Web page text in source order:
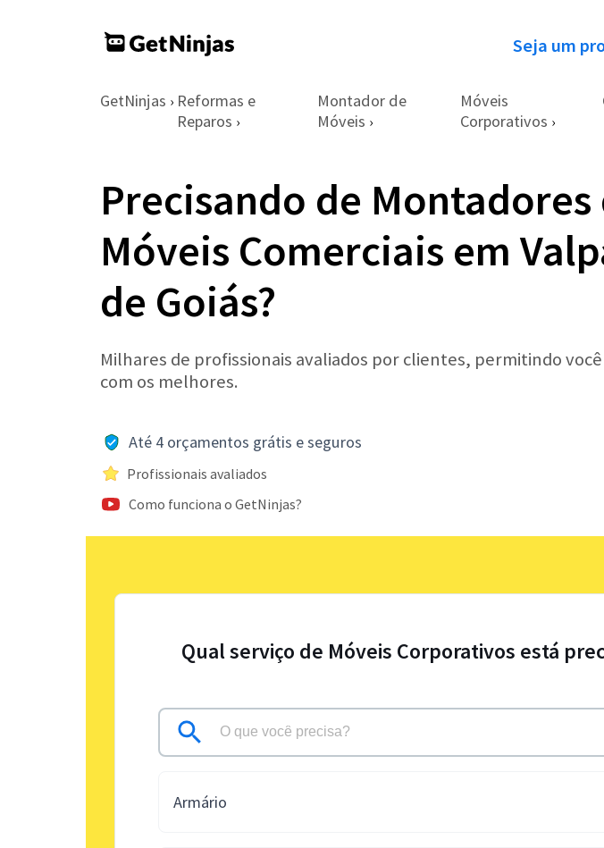
Seja um
GetNinjas › Reformas e
Reparos ›
Montador de
Móveis ›
Móveis
Corporativos ›
Precisando de Montadores
Móveis Comerciais em
de Goiás?
Milhares de profissionais avaliados por clientes, permitindo
com os melhores.
Até 4 orçamentos grátis e seguros
Profissionais avaliados
Como funciona o GetNinjas?
Qual serviço de Móveis Corporativos está
Armário